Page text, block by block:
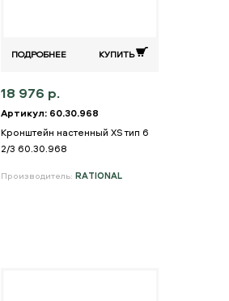
ПОДРОБНЕЕ КУПИТЬ
18 976 р.
Артикул: 60.30.968
Кронштейн настенный XS тип 6
2/3 60.30.968
Производитель: RATIONAL